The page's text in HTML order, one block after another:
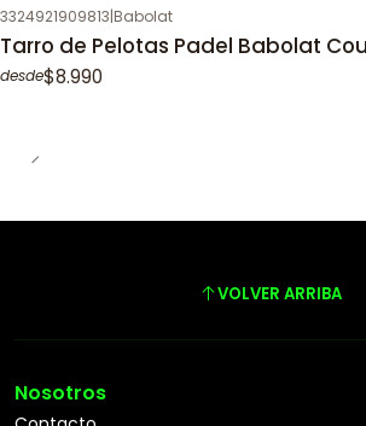
3324921909813|Babolat
Tarro de Pelotas Padel Babolat
desde$8.990
VOLVER ARRIBA
Nosotros